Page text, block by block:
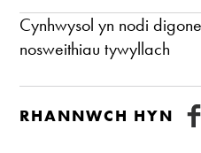
Cynhwysol yn nodi
nosweithiau tywyllach
RHANNWCH HYN